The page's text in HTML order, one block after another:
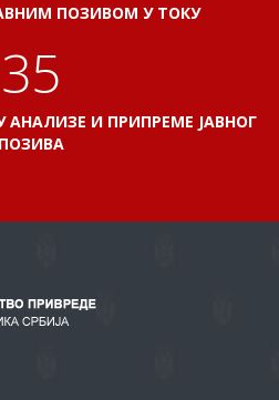
ПОЗИВОМ У ТОКУ
38
АНАЛИЗЕ И ПРИПРЕМЕ ЈАВНОГ
ПОЗИВА